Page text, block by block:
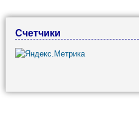
Счетчики